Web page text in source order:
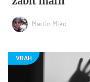
Martin Miko